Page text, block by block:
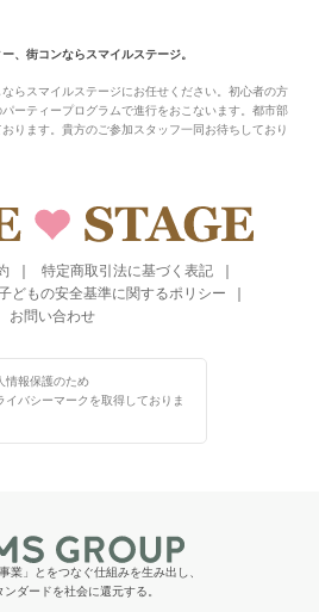
、街コンならスマイルステージ。
らスマイルステージにお任せください。初心者の方
ーティープログラムで進行をおこないます。都市部
ります。貴方のご参加スタッフ一同お待ちしており
特定商取引法に基づく表記
どもの安全基準に関するポリシー
お問い合わせ
情報保護のため
イバシーマークを取得しておりま
業」とをつなぐ仕組みを生み出し、
ンダードを社会に還元する。